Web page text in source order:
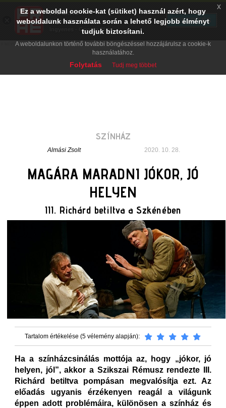
SZÍNHÁZ
Almási Zsolt 2020. 10. 28.
MAGÁRA MARADNI JÓKOR, JÓ
HELYEN
III. Richárd betiltva a Szkénében
Tartalom értékelése (5 vélemény alapján):
Ha a színházcsinálás mottója az, hogy „jókor, jó
helyen, jól”, akkor a Szikszai Rémusz rendezte III.
Richárd betiltva pompásan megvalósítja ezt. Az
előadás ugyanis érzékenyen reagál a világunk
éppen adott problémáira, különösen a színház és
Ez a weboldal cookie-kat (sütiket) használ azért, hogy
weboldalunk használata során a lehető legjobb élményt
tudjuk biztosítani.
A weboldalunkon történő további böngészéssel hozzájárulsz a cookie-k
használatához.
Folytatás Tudj meg többet
x
PRAE.HU
Digital Evolution
Ingyenes - Google Play
TELEPÍTÉS